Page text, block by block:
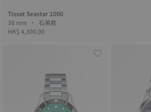
Tissot Seastar 1000
38 mm • 石英款
HK$ 4,300.00